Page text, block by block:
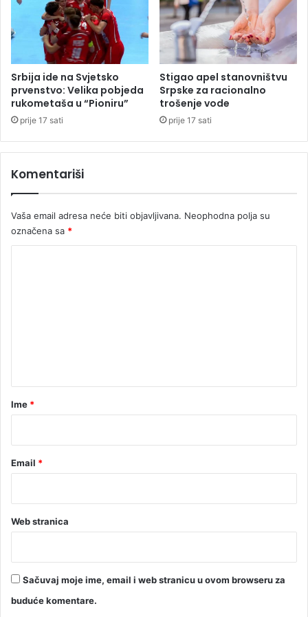
d
u
Srbija ide na Svjetsko
prvenstvo: Velika pobjeda
rukometaša u “Pioniru”
prije 17 sati
Stigao apel stanovništvu
Srpske za racionalno
trošenje vode
prije 17 sati
Komentariši
Vaša email adresa neće biti objavljivana. Neophodna polja su
označena sa *
rIme *
Email *
Web stranica
Sačuvaj moje ime, email i web stranicu u ovom browseru za
buduće komentare.